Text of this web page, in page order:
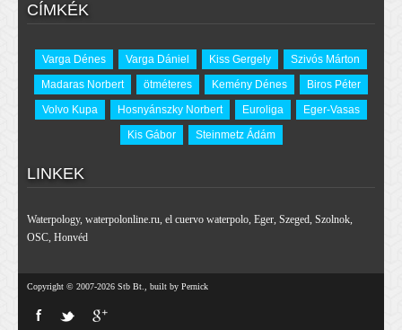
CÍMKÉK
Varga Dénes Varga Dániel Kiss Gergely
Szivós Márton
Madaras Norbert
ötméteres Kemény Dénes
Biros Péter
Volvo Kupa
Hosnyánszky Norbert Euroliga
Eger-Vasas
Kis Gábor
Steinmetz Ádám
LINKEK
Waterpology, waterpolonline.ru, el cuervo waterpolo, Eger, Szeged, Szolnok,
OSC, Honvéd
Copyright © 2007-2026 Stb Bt., built by Pernick